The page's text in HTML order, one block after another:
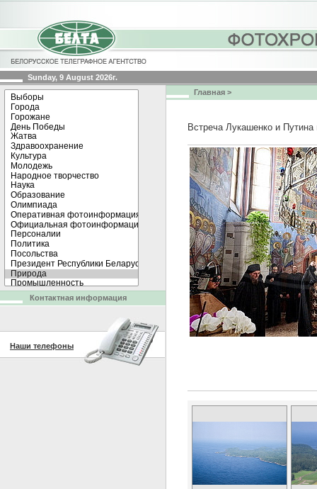
Sunday, 9 August 2026г.
Главная >
Встреча Лукашенко и
Контактная информация
Наши телефоны